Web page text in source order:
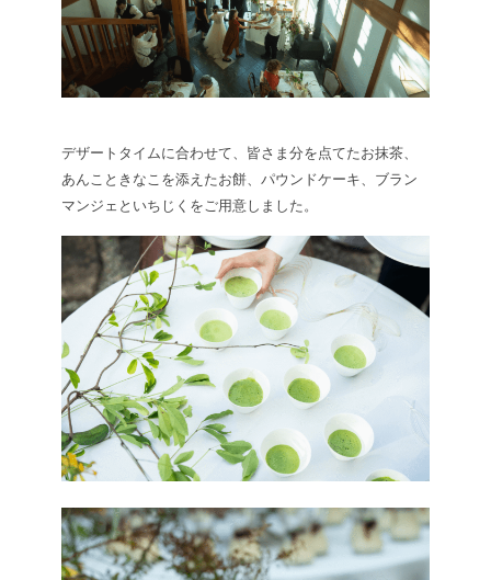
デザートタイムに合わせて、皆さま分を点てたお抹茶、
あんこときなこを添えたお餅、パウンドケーキ、ブラン
マンジェといちじくをご用意しました。